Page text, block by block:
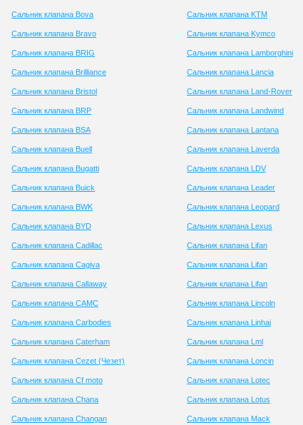
Сальник клапана Bova
Сальник клапана Bravo
Сальник клапана BRIG
Сальник клапана Brilliance
Сальник клапана Bristol
Сальник клапана BRP
Сальник клапана BSA
Сальник клапана Buell
Сальник клапана Bugatti
Сальник клапана Buick
Сальник клапана BWK
Сальник клапана BYD
Сальник клапана Cadillac
Сальник клапана Cagiva
Сальник клапана Callaway
Сальник клапана CAMC
Сальник клапана Carbodies
Сальник клапана Caterham
Сальник клапана Cezet (Чезет)
Сальник клапана Cf moto
Сальник клапана Chana
Сальник клапана Changan
Сальник клапана KTM
Сальник клапана Kymco
Сальник клапана Lamborghini
Сальник клапана Lancia
Сальник клапана Land-Rover
Сальник клапана Landwind
Сальник клапана Lantana
Сальник клапана Laverda
Сальник клапана LDV
Сальник клапана Leader
Сальник клапана Leopard
Сальник клапана Lexus
Сальник клапана Lifan
Сальник клапана Lifan
Сальник клапана Lifan
Сальник клапана Lincoln
Сальник клапана Linhai
Сальник клапана Lml
Сальник клапана Loncin
Сальник клапана Lotec
Сальник клапана Lotus
Сальник клапана Mack